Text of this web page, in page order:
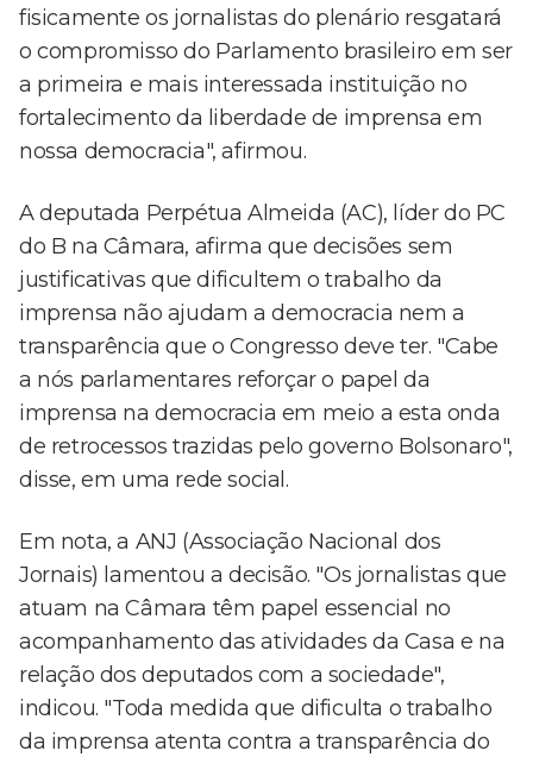
fisicamente os jornalistas do plenário resgatará
o compromisso do Parlamento brasileiro em ser
a primeira e mais interessada instituição no
fortalecimento da liberdade de imprensa em
nossa democracia", afirmou.
A deputada Perpétua Almeida (AC), líder do PC
do B na Câmara, afirma que decisões sem
justificativas que dificultem o trabalho da
imprensa não ajudam a democracia nem a
transparência que o Congresso deve ter. "Cabe
a nós parlamentares reforçar o papel da
imprensa na democracia em meio a esta onda
de retrocessos trazidas pelo governo Bolsonaro",
disse, em uma rede social.
Em nota, a ANJ (Associação Nacional dos
Jornais) lamentou a decisão. "Os jornalistas que
atuam na Câmara têm papel essencial no
acompanhamento das atividades da Casa e na
relação dos deputados com a sociedade",
indicou. "Toda medida que dificulta o trabalho
da imprensa atenta contra a transparência do